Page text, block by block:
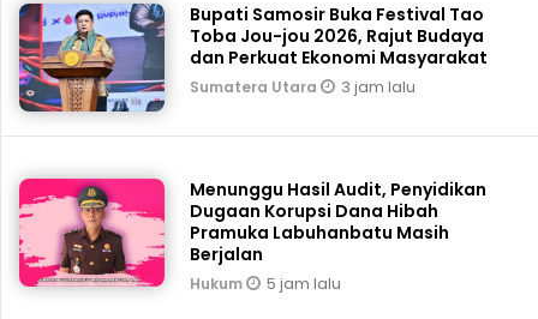
Bupati Samosir Buka Festival Tao
Toba Jou-jou 2026, Rajut Budaya
dan Perkuat Ekonomi Masyarakat
Sumatera Utara 3 jam lalu
Menunggu Hasil Audit, Penyidikan
Dugaan Korupsi Dana Hibah
Pramuka Labuhanbatu Masih
Berjalan
Hukum 5 jam lalu